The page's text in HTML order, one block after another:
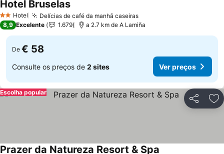
2 Estrelas
Hotel Delícias de café da manhã caseiras
Hotel Bruselas
8,9 Excelente 1.679 a 2.7 km de A Lamiña
De € 58
Consulte os preços de 2 sites Ver preços
Partilhar
Escolha popular
Prazer da Natureza Resort & Spa